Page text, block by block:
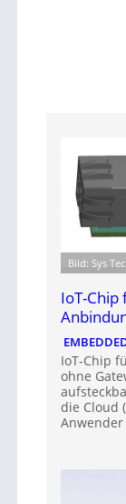
Bild: Sys
IoT-
IoT-Chip
ohne
die Cloud